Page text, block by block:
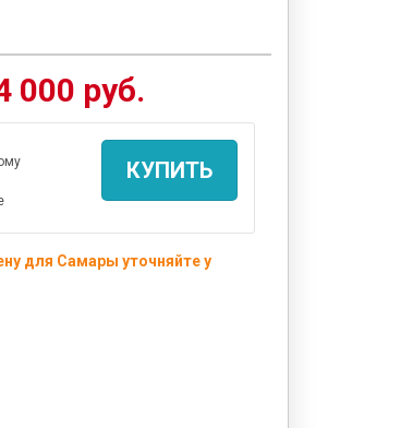
000 руб.
КУПИТЬ
для Самары уточняйте у